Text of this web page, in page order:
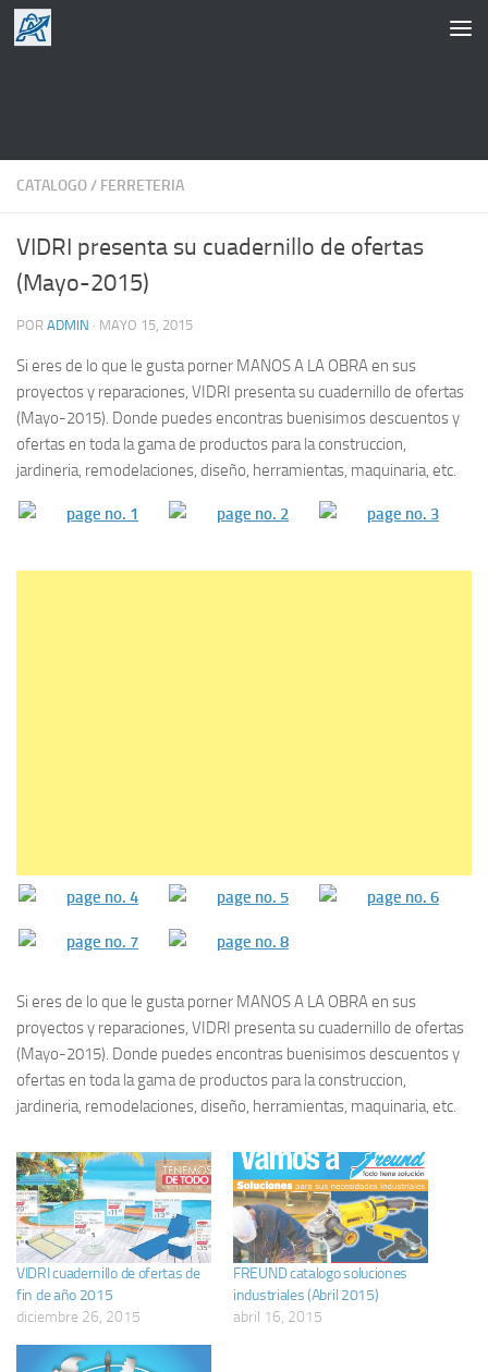
Saltar al contenido
CATALOGO/ FERRETERIA
VIDRI presenta su cuadernillo de ofertas
(Mayo-2015)
POR ADMIN · MAYO 15, 2015
Si eres de lo que le gusta porner MANOS A LA OBRA en sus
proyectos y reparaciones, VIDRI presenta su cuadernillo de ofertas
(Mayo-2015). Donde puedes encontras buenisimos descuentos y
ofertas en toda la gama de productos para la construccion,
jardineria, remodelaciones, diseño, herramientas, maquinaria, etc.
Si eres de lo que le gusta porner MANOS A LA OBRA en sus
proyectos y reparaciones, VIDRI presenta su cuadernillo de ofertas
(Mayo-2015). Donde puedes encontras buenisimos descuentos y
ofertas en toda la gama de productos para la construccion,
jardineria, remodelaciones, diseño, herramientas, maquinaria, etc.
VIDRI cuadernillo de ofertas de
fin de año 2015
diciembre 26, 2015
FREUND catalogo soluciones
industriales (Abril 2015)
abril 16, 2015